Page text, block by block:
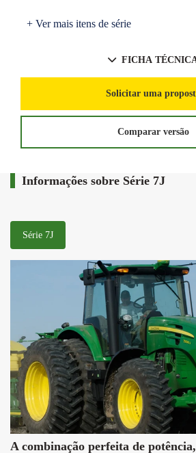
+ Ver mais itens de série
FICHA
Solicitar uma
Comparar versão
Informações sobre Série 7J
Série 7J
A combinação perfeita de